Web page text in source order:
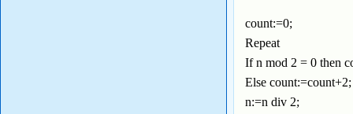
count:=0;
Repeat
If n mod 2 = 0 then
Else
n:=n div 2;